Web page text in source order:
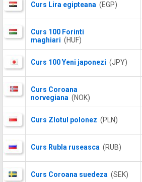
Curs Lira egipteana (EGP)
Curs 100 Forinti
maghiari (HUF)
Curs 100 Yeni japonezi (JPY)
Curs Coroana
norvegiana (NOK)
Curs Zlotul polonez (PLN)
Curs Rubla ruseasca (RUB)
Curs Coroana suedeza (SEK)